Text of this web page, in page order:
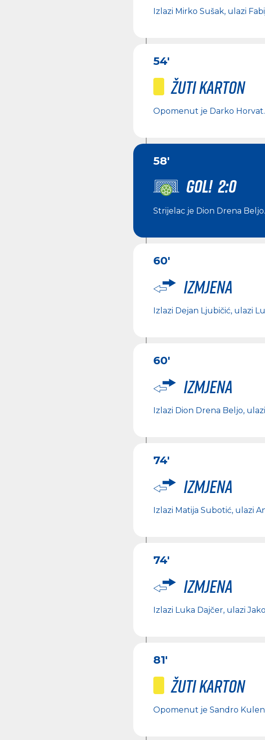
Izlazi Mirko Sušak, ulazi
54'
Žuti karton
Opomenut je Darko Horvat.
58'
GOL! 2:0
Strijelac je Dion Drena Beljo.
60'
Izmjena
Izlazi Dejan Ljubičić, ulazi
60'
Izmjena
Izlazi Dion Drena Beljo, ulazi
74'
Izmjena
Izlazi Matija Subotić, ulazi
74'
Izmjena
Izlazi Luka Dajčer, ulazi
81'
Žuti karton
Opomenut je Sandro